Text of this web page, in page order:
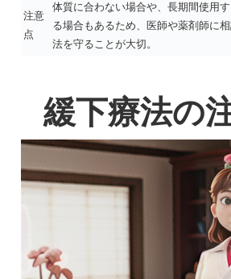
注意
点
体質に合わない場合や、長期間使用
る場合もあるため、医師や薬剤師に
法を守ることが大切。
緩下療法の